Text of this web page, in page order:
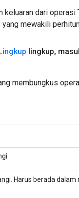
keluaran dari
mewakili
lingkup,
membungkus
Harus berada